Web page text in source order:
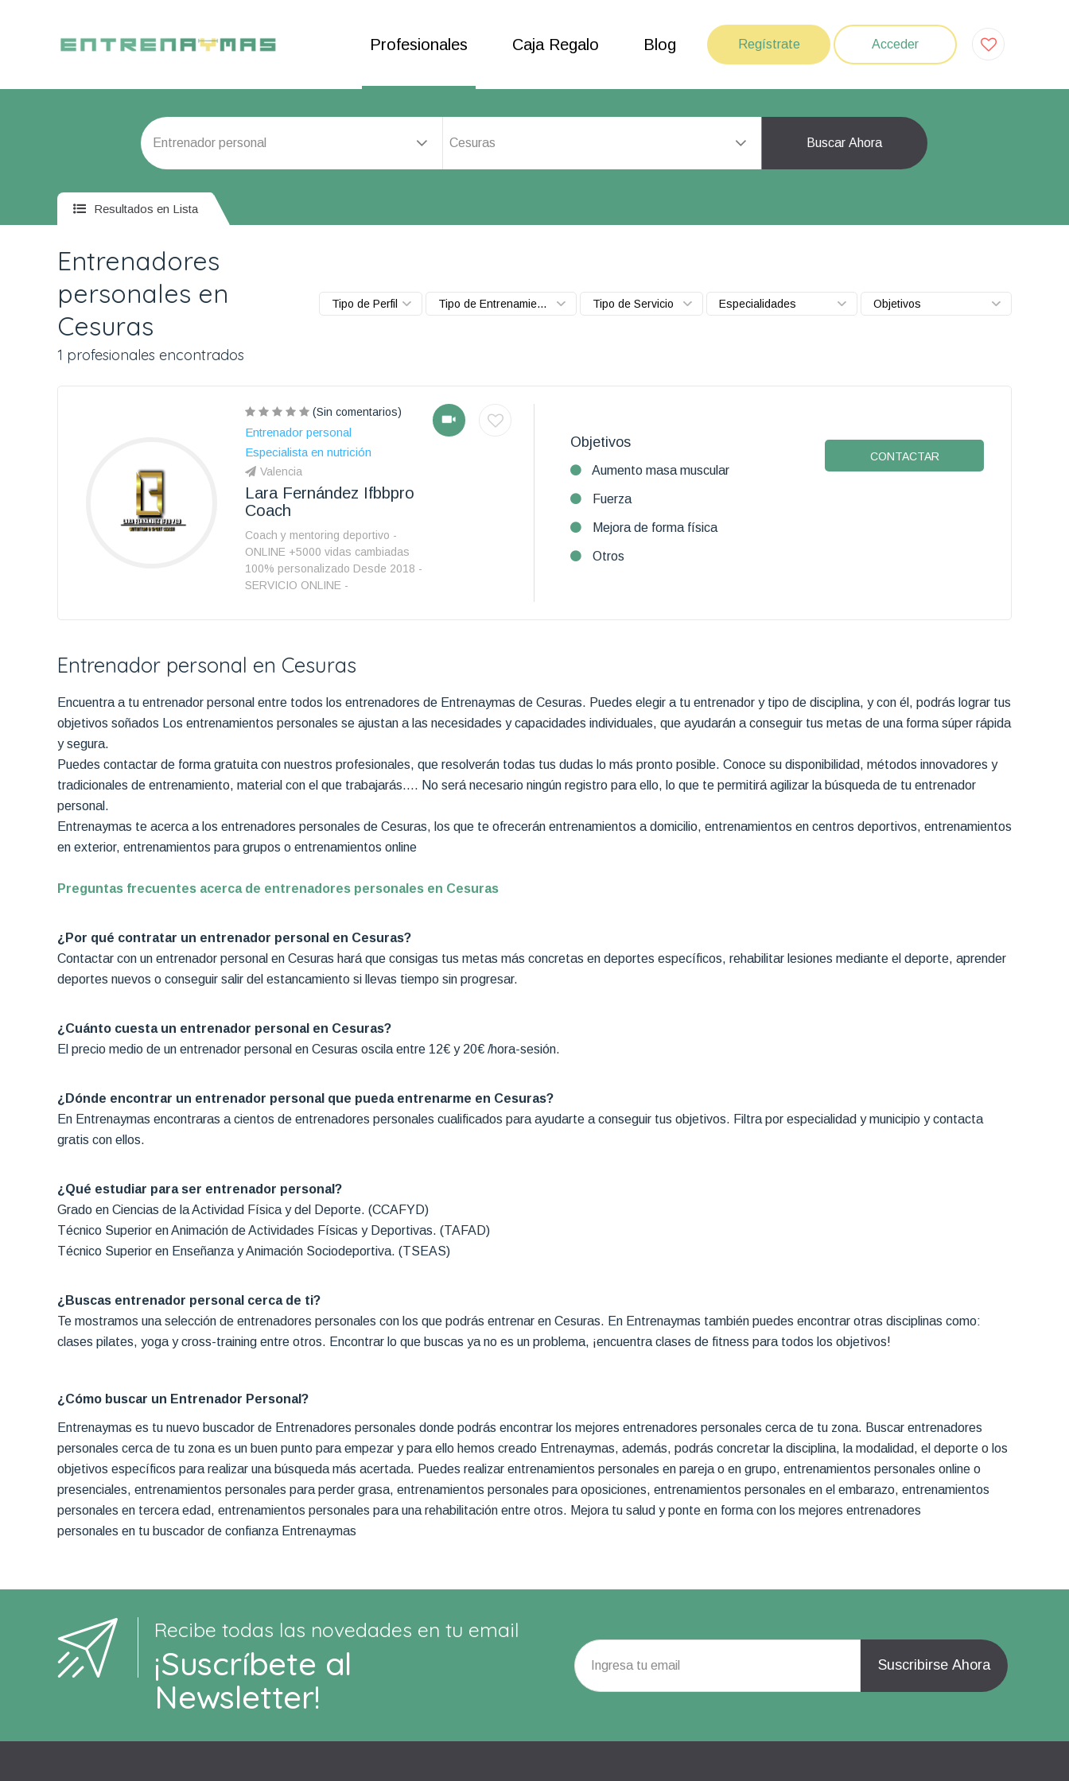
Profesionales Caja Regalo Blog Regístrate Acceder
Cesuras Buscar Ahora
Resultados en Lista
Entrenadores
personales en
Cesuras
1 profesionales encontrados
Tipo de Perfil Tipo de Entrenamiento Tipo de Servicio Especialidades Objetivos
(Sin comentarios)
Entrenador personal
Especialista en nutrición
Valencia
Lara Fernández Ifbbpro
Coach
Coach y mentoring deportivo -
ONLINE +5000 vidas cambiadas
100% personalizado Desde 2018 -
SERVICIO ONLINE -
Objetivos
Aumento masa muscular
Fuerza
Mejora de forma física
Otros
CONTACTAR
Entrenador personal en Cesuras
Encuentra a tu entrenador personal entre todos los entrenadores de Entrenaymas de Cesuras. Puedes elegir a tu entrenador y tipo de disciplina, y con él, podrás lograr tus
objetivos soñados Los entrenamientos personales se ajustan a las necesidades y capacidades individuales, que ayudarán a conseguir tus metas de una forma súper rápida
y segura.
Puedes contactar de forma gratuita con nuestros profesionales, que resolverán todas tus dudas lo más pronto posible. Conoce su disponibilidad, métodos innovadores y
tradicionales de entrenamiento, material con el que trabajarás…. No será necesario ningún registro para ello, lo que te permitirá agilizar la búsqueda de tu entrenador
personal.
Entrenaymas te acerca a los entrenadores personales de Cesuras, los que te ofrecerán entrenamientos a domicilio, entrenamientos en centros deportivos, entrenamientos
en exterior, entrenamientos para grupos o entrenamientos online
Preguntas frecuentes acerca de entrenadores personales en Cesuras
¿Por qué contratar un entrenador personal en Cesuras?
Contactar con un entrenador personal en Cesuras hará que consigas tus metas más concretas en deportes específicos, rehabilitar lesiones mediante el deporte, aprender
deportes nuevos o conseguir salir del estancamiento si llevas tiempo sin progresar.
¿Cuánto cuesta un entrenador personal en Cesuras?
El precio medio de un entrenador personal en Cesuras oscila entre 12€ y 20€ /hora-sesión.
¿Dónde encontrar un entrenador personal que pueda entrenarme en Cesuras?
En Entrenaymas encontraras a cientos de entrenadores personales cualificados para ayudarte a conseguir tus objetivos. Filtra por especialidad y municipio y contacta
gratis con ellos.
¿Qué estudiar para ser entrenador personal?
Grado en Ciencias de la Actividad Física y del Deporte. (CCAFYD)
Técnico Superior en Animación de Actividades Físicas y Deportivas. (TAFAD)
Técnico Superior en Enseñanza y Animación Sociodeportiva. (TSEAS)
¿Buscas entrenador personal cerca de ti?
Te mostramos una selección de entrenadores personales con los que podrás entrenar en Cesuras. En Entrenaymas también puedes encontrar otras disciplinas como:
clases pilates, yoga y cross-training entre otros. Encontrar lo que buscas ya no es un problema, ¡encuentra clases de fitness para todos los objetivos!
¿Cómo buscar un Entrenador Personal?
Entrenaymas es tu nuevo buscador de Entrenadores personales donde podrás encontrar los mejores entrenadores personales cerca de tu zona. Buscar entrenadores
personales cerca de tu zona es un buen punto para empezar y para ello hemos creado Entrenaymas, además, podrás concretar la disciplina, la modalidad, el deporte o los
objetivos específicos para realizar una búsqueda más acertada. Puedes realizar entrenamientos personales en pareja o en grupo, entrenamientos personales online o
presenciales, entrenamientos personales para perder grasa, entrenamientos personales para oposiciones, entrenamientos personales en el embarazo, entrenamientos
personales en tercera edad, entrenamientos personales para una rehabilitación entre otros. Mejora tu salud y ponte en forma con los mejores entrenadores
personales en tu buscador de confianza Entrenaymas
Recibe todas las novedades en tu email
¡Suscríbete al
Newsletter!